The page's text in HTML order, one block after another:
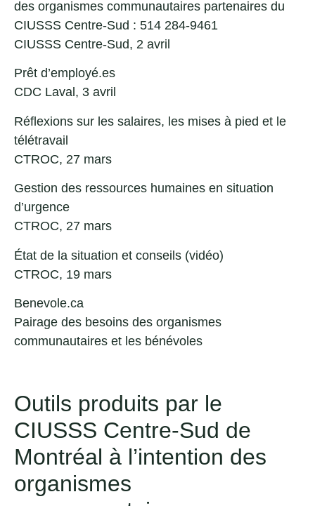
des organismes communautaires partenaires du
CIUSSS Centre-Sud : 514 284-9461
CIUSSS Centre-Sud, 2 avril
Prêt d’employé.es
CDC Laval, 3 avril
Réflexions sur les salaires, les mises à pied et le
télétravail
CTROC, 27 mars
Gestion des ressources humaines en situation
d’urgence
CTROC, 27 mars
État de la situation et conseils (vidéo)
CTROC, 19 mars
Benevole.ca
Pairage des besoins des organismes
communautaires et les bénévoles
Outils produits par le
CIUSSS Centre-Sud de
Montréal à l’intention des
organismes